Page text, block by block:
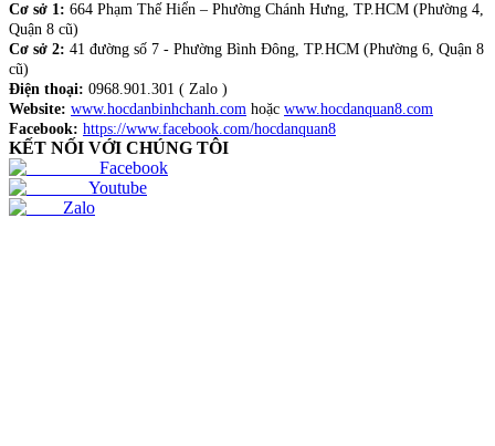
Cơ sở 1: 664 Phạm Thế Hiển – Phường Chánh Hưng, TP.HCM (Phường 4,
Quận 8 cũ)
Cơ sở 2: 41 đường số 7 - Phường Bình Đông, TP.HCM (Phường 6, Quận 8
cũ)
Điện thoại: 0968.901.301 ( Zalo )
Website: www.hocdanbinhchanh.com hoặc www.hocdanquan8.com
Facebook: https://www.facebook.com/hocdanquan8
KẾT NỐI VỚI CHÚNG TÔI
Facebook
Youtube
Zalo